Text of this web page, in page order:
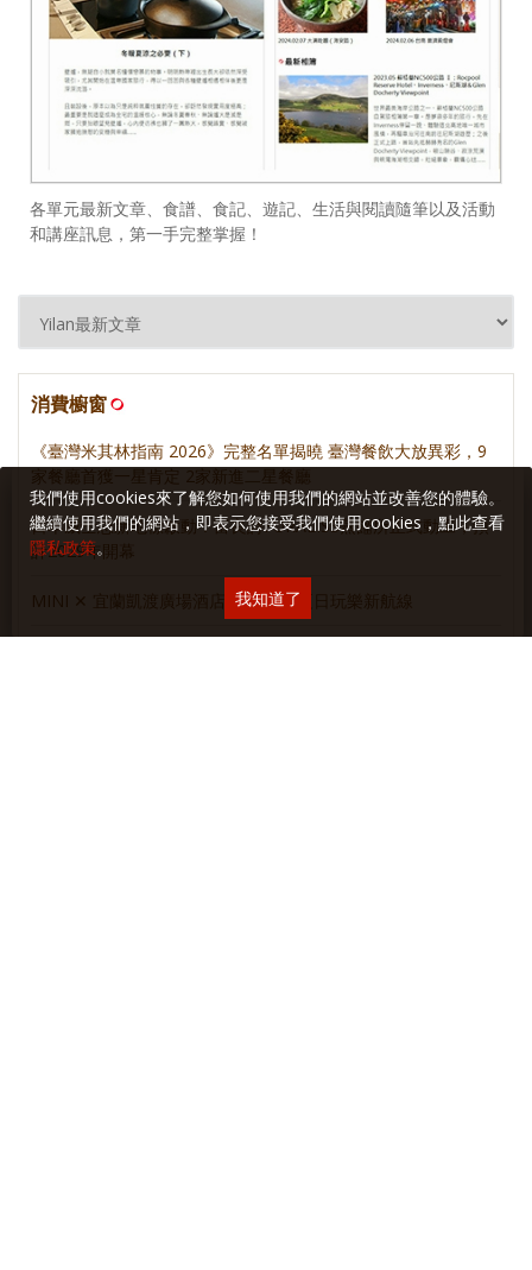
各單元最新文章、食譜、食記、遊記、生活與閱讀隨筆以及活動
和講座訊息，第一手完整掌握！
消費櫥窗
《臺灣米其林指南 2026》完整名單揭曉 臺灣餐飲大放異彩，9
家餐廳首獲一星肯定 2家新進二星餐廳
日本威士忌新地標啟動：富良詩FURALISS蒸餾所正式動工，預
計2029年開幕
MINI ✕ 宜蘭凱渡廣場酒店 聯手開啟夏日玩樂新航線
我們使用cookies來了解您如何使用我們的網站並改善您的體驗。
繼續使用我們的網站，即表示您接受我們使用cookies，點此查看
隱私政策。
我知道了